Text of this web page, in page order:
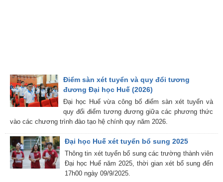
Điểm sàn xét tuyển và quy đổi tương
đương Đại học Huế (2026)
Đại học Huế vừa công bố điểm sàn xét tuyển và
quy đổi điểm tương đương giữa các phương thức
vào các chương trình đào tạo hệ chính quy năm 2026.
Đại học Huế xét tuyển bổ sung 2025
Thông tin xét tuyển bổ sung các trường thành viên
Đại học Huế năm 2025, thời gian xét bổ sung đến
17h00 ngày 09/9/2025.